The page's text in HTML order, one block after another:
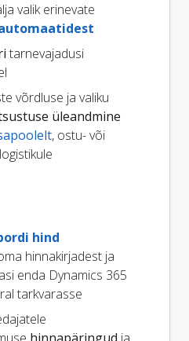
valik erinevate
tarnevajadusi
võrdluse ja valiku
üleandmine
, ostu- või
hind
hinnakirjadest ja
enda Dynamics 365
tarkvarasse